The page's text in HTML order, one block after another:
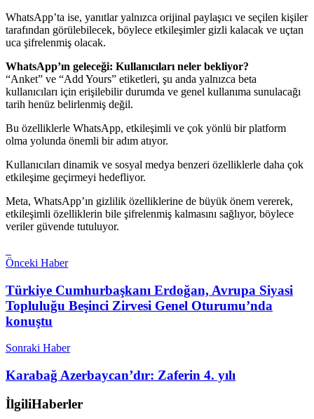
WhatsApp’ta ise, yanıtlar yalnızca orijinal paylaşıcı ve seçilen kişiler
tarafından görülebilecek, böylece etkileşimler gizli kalacak ve uçtan
uca şifrelenmiş olacak.
WhatsApp’ın geleceği: Kullanıcıları neler bekliyor?
“Anket” ve “Add Yours” etiketleri, şu anda yalnızca beta
kullanıcıları için erişilebilir durumda ve genel kullanıma sunulacağı
tarih henüz belirlenmiş değil.
Bu özelliklerle WhatsApp, etkileşimli ve çok yönlü bir platform
olma yolunda önemli bir adım atıyor.
Kullanıcıları dinamik ve sosyal medya benzeri özelliklerle daha çok
etkileşime geçirmeyi hedefliyor.
Meta, WhatsApp’ın gizlilik özelliklerine de büyük önem vererek,
etkileşimli özelliklerin bile şifrelenmiş kalmasını sağlıyor, böylece
veriler güvende tutuluyor.
Önceki Haber
Türkiye Cumhurbaşkanı Erdoğan, Avrupa Siyasi
Topluluğu Beşinci Zirvesi Genel Oturumu’nda
konuştu
Sonraki Haber
Karabağ Azerbaycan’dır: Zaferin 4. yılı
İlgiliHaberler